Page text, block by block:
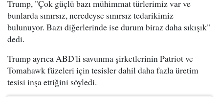
Trump, "Çok güçlü bazı mühimmat türlerimiz var ve
bunlarda sınırsız, neredeyse sınırsız tedarikimiz
bulunuyor. Bazı diğerlerinde ise durum biraz daha sıkışık"
dedi.
Trump ayrıca ABD'li savunma şirketlerinin Patriot ve
Tomahawk füzeleri için tesisler dahil daha fazla üretim
tesisi inşa ettiğini söyledi.